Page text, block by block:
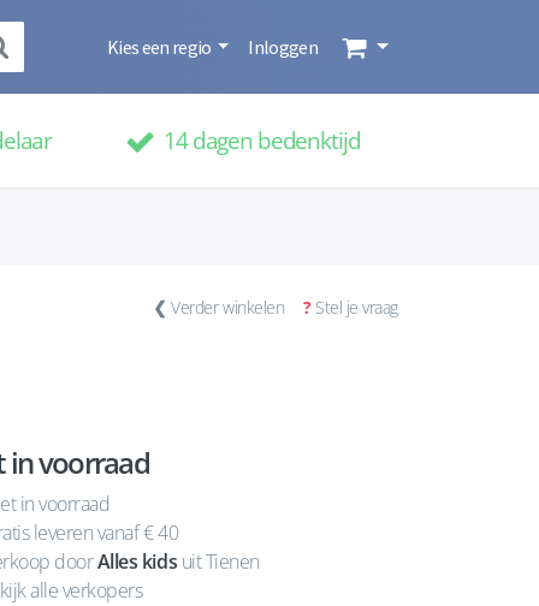
Kies een regio Inloggen
14 dagen bedenktijd
❮ Verder winkelen ? Stel je vraag
in voorraad
in voorraad
leveren vanaf € 40
doorAlles kids uit Tienen
alle verkopers